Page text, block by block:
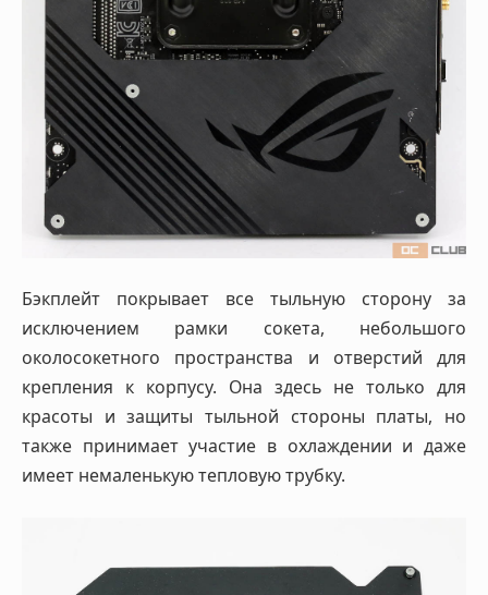
Бэкплейт покрывает все тыльную сторону за
исключением рамки сокета, небольшого
околосокетного пространства и отверстий для
крепления к корпусу. Она здесь не только для
красоты и защиты тыльной стороны платы, но
также принимает участие в охлаждении и даже
имеет немаленькую тепловую трубку.